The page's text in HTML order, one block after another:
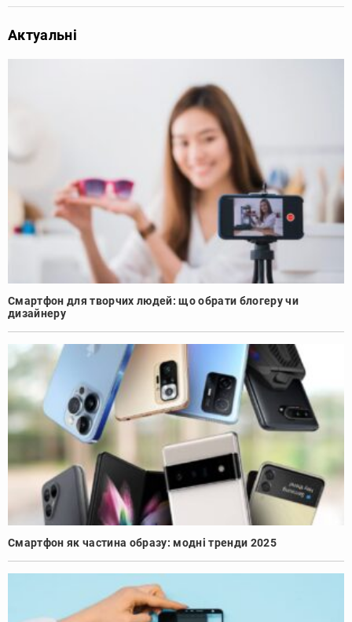
Актуальні
Смартфон для творчих людей: що обрати блогеру чи
дизайнеру
Смартфон як частина образу: модні тренди 2025